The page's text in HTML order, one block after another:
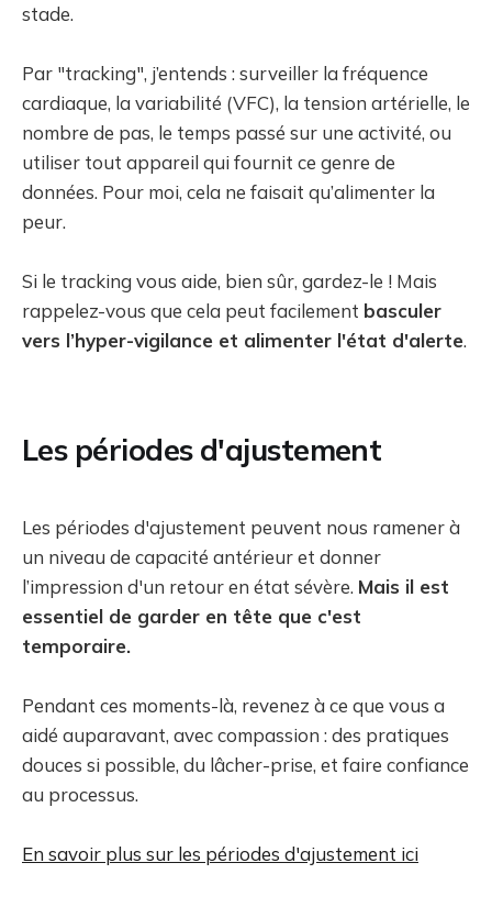
stade.
Par "tracking", j’entends : surveiller la fréquence
cardiaque, la variabilité (VFC), la tension artérielle, le
nombre de pas, le temps passé sur une activité, ou
utiliser tout appareil qui fournit ce genre de
données. Pour moi, cela ne faisait qu’alimenter la
peur.
Si le tracking vous aide, bien sûr, gardez-le ! Mais
rappelez-vous que cela peut facilement basculer
vers l’hyper-vigilance et alimenter l'état d'alerte.
Les périodes d'ajustement
Les périodes d'ajustement peuvent nous ramener à
un niveau de capacité antérieur et donner
l’impression d'un retour en état sévère. Mais il est
essentiel de garder en tête que c'est
temporaire.
Pendant ces moments-là, revenez à ce que vous a
aidé auparavant, avec compassion : des pratiques
douces si possible, du lâcher-prise, et faire confiance
au processus.
En savoir plus sur les périodes d'ajustement ici